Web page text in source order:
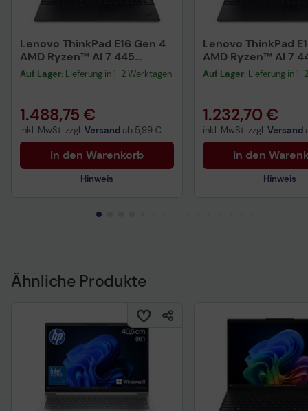
Lenovo ThinkPad E16 Gen 4
AMD Ryzen™ AI 7 445
Notebook 40,6 cm (16")
Auf Lager: Lieferung in 1-2 Werktagen
1.488,75 €
inkl. MwSt. zzgl. Versand ab 5,99 €
In den Warenkorb
Hinweis
Lenovo ThinkPad
AMD Ryzen™ AI 7
Notebook 40,6 cm
Auf Lager: Lieferung in
1.232,70 €
inkl. MwSt. zzgl. Versand
In den
Hinweis
Ähnliche Produkte